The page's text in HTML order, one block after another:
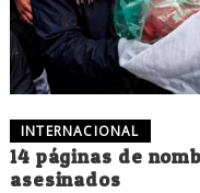
INTERNACIONAL
14 páginas de
asesinados